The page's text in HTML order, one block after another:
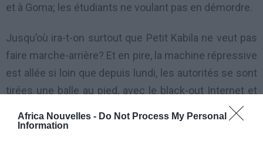
Africa Nouvelles - Do Not Process My Personal
Information
et à Goma; les étudiants ne voulant pas en démordre.
Jusqu’où ira-t-on surtout que Petit Kabila ne veut pas
faire marche-arrière? Et en pire, la machine répressive
est allée si loin que depuis lundi, les autorités se sont
tirées une balle au pied, avec le black-out Internet et
les SMS. L’on a appris que la connexion a été rétablie.
Empêcher de communiquer, n’est-ce pas mettre tout